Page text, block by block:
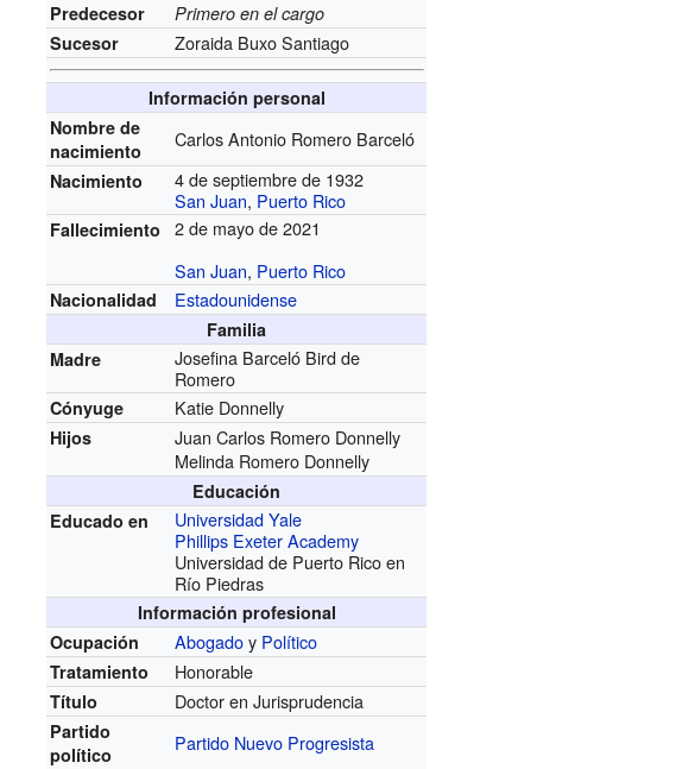
Predecesor
Primero en el cargo
Sucesor
Zoraida Buxo Santiago
Información personal
Nombre de
nacimiento
Carlos Antonio Romero Barceló
Nacimiento
4 de septiembre de 1932
San Juan, Puerto Rico
Fallecimiento
2 de mayo de 2021
San Juan, Puerto Rico
Nacionalidad Estadounidense
Familia
Madre
Josefina Barceló Bird de
Romero
Cónyuge Katie Donnelly
Hijos
Juan Carlos Romero Donnelly
Melinda Romero Donnelly
Educación
Educado en
Universidad Yale
Phillips Exeter Academy
Universidad de Puerto Rico en
Río Piedras
Información profesional
Ocupación
Abogadoy Político
Tratamiento Honorable
Título Doctor en Jurisprudencia
Partido
político
Partido Nuevo Progresista